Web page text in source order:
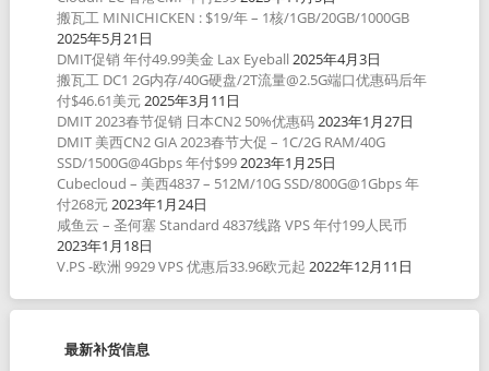
搬瓦工 MINICHICKEN : $19/年 – 1核/1GB/20GB/1000GB
2025年5月21日
DMIT促销 年付49.99美金 Lax Eyeball 2025年4月3日
搬瓦工 DC1 2G内存/40G硬盘/2T流量@2.5G端口优惠码后年
付$46.61美元2025年3月11日
DMIT 2023春节促销 日本CN2 50%优惠码2023年1月27日
DMIT 美西CN2 GIA 2023春节大促 – 1C/2G RAM/40G
SSD/1500G@4Gbps 年付$992023年1月25日
Cubecloud – 美西4837 – 512M/10G SSD/800G@1Gbps 年
付268元2023年1月24日
咸鱼云 – 圣何塞 Standard 4837线路 VPS 年付199人民币
2023年1月18日
V.PS -欧洲 9929 VPS 优惠后33.96欧元起 2022年12月11日
最新补货信息